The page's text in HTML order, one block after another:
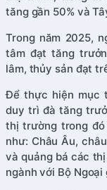
tăng gần 50% và
Trong năm 2025,
tâm đạt tăng
lâm, thủy sản đạt
Để thực hiện mục
duy trì đà tăng
thị trường trong
như: Châu Âu,
và quảng bá các
ngành với Bộ